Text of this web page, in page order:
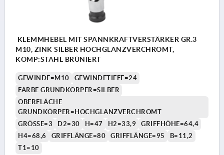
KLEMMHEBEL MIT SPANNKRAFTVERSTÄRKER GR.3
M10, ZINK SILBER HOCHGLANZVERCHROMT,
KOMP:STAHL BRÜNIERT
GEWINDE=M10
GEWINDETIEFE=24
FARBE GRUNDKÖRPER=SILBER
OBERFLÄCHE
GRUNDKÖRPER=HOCHGLANZVERCHROMT
GRÖSSE=3
D2=30 H=47 H2=33,9
GRIFFHÖHE=64,4
H4=68,6
GRIFFLÄNGE=80 GRIFFLÄNGE=95
B=11,2
T1=10